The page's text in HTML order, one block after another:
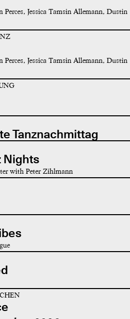
Perces, Jessica Tamsin Allemann, Dustin
Perces, Jessica Tamsin Allemann, Dustin
Tanznachmittag
Nights
with Peter Zihlmann